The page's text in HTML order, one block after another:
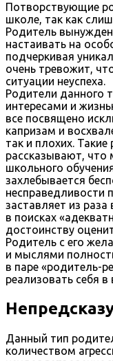
Потворствующие
школе, так как
Родитель
настаивать на
подчеркивая
очень тревожит,
ситуации неуспеха.
Родители данного
интересами и
все посвящено
капризам и
так и плохих.
рассказывают, что
школьного
захлебывается
несправедливости
заставляет из
в поисках
достоинству
Родитель с его
и мыслями
в паре «родитель-
реализовать себя
Данный тип
количеством